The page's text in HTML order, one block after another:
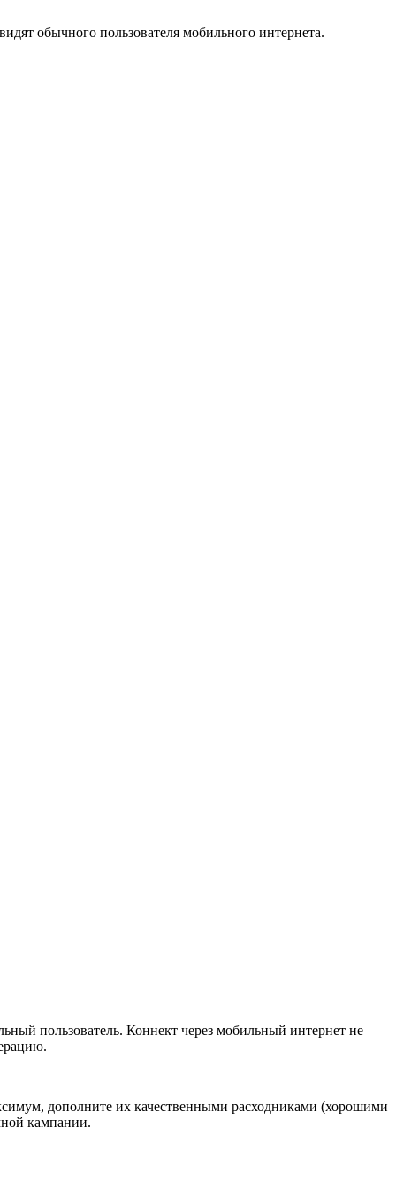
обычного пользователя мобильного интернета.
пользователь. Коннект через мобильный интернет не
дополните их качественными расходниками (хорошими
кампании.